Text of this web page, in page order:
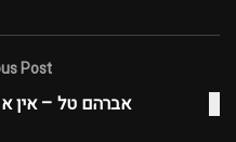
Post
אברהם טל – אין